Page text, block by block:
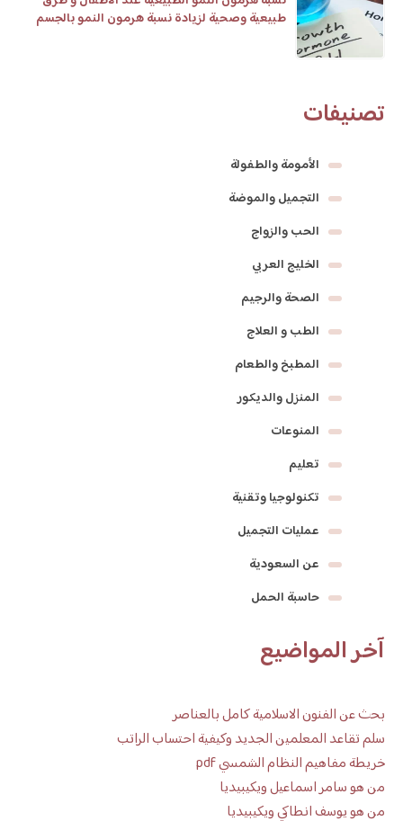
طبيعية وصحية لزيادة نسبة هرمون النمو بالجسم
تصنيفات
الأمومة والطفولة
التجميل والموضة
الحب والزواج
الخليج العربي
الصحة والرجيم
الطب و العلاج
المطبخ والطعام
المنزل والديكور
المنوعات
تعليم
تكنولوجيا وتقنية
عمليات التجميل
عن السعودية
حاسبة الحمل
آخر المواضيع
بحث عن الفنون الاسلامية كامل بالعناصر
سلم تقاعد المعلمين الجديد وكيفية احتساب الراتب
خريطة مفاهيم النظام الشمسي pdf
من هو سامر اسماعيل ويكيبيديا
من هو يوسف انطاكي ويكيبيديا